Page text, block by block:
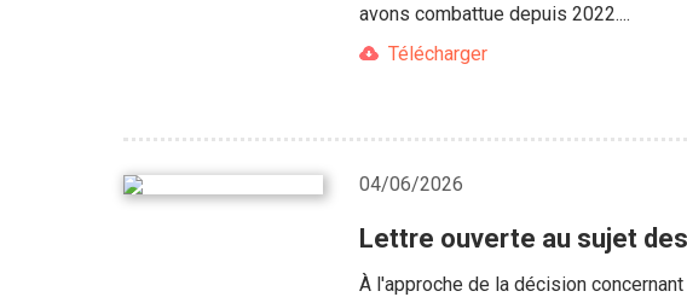
avons combattue depuis 2022....
Télécharger
04/06/2026
Lettre ouverte au sujet
À l'approche de la décision